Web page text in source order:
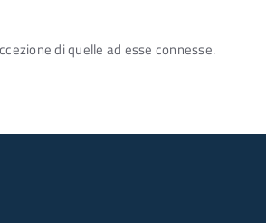
di quelle ad esse connesse.